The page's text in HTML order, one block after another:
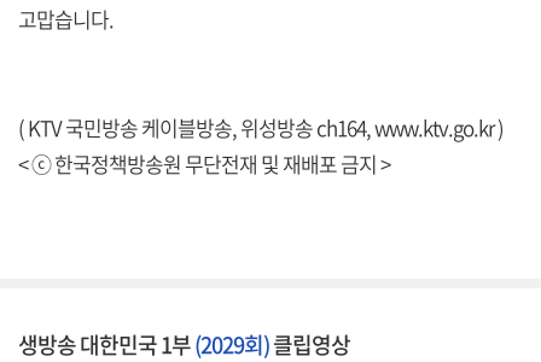
고맙습니다.
( KTV 국민방송 케이블방송, 위성방송 ch164,www.ktv.go.kr)
< ⓒ 한국정책방송원 무단전재 및 재배포 금지 >
생방송 대한민국 1부(2029회)클립영상